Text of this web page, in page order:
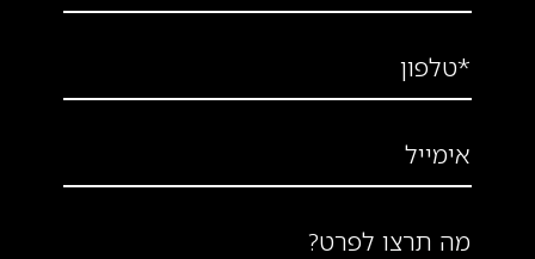
*טלפון
אימייל
מה תרצו לפרט?